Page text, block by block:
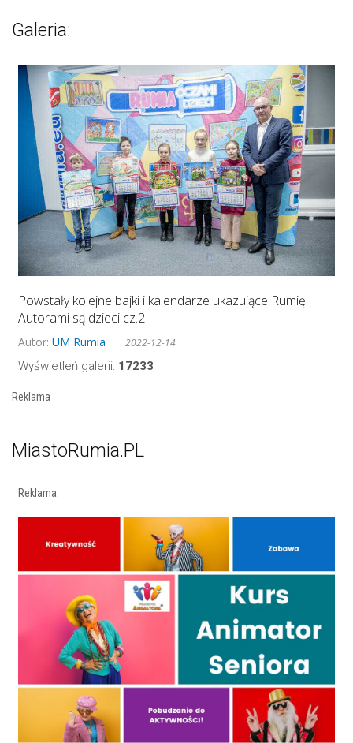
Galeria:
Powstały kolejne bajki i kalendarze ukazujące Rumię.
Autorami są dzieci cz.2
Autor: UM Rumia 2022-12-14
Wyświetleń galerii: 17233
Reklama
MiastoRumia.PL
Reklama